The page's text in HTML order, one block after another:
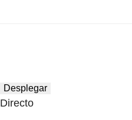
Desplegar
Directo